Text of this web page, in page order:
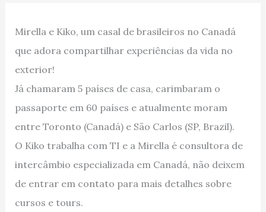
Mirella e Kiko, um casal de brasileiros no Canadá
que adora compartilhar experiências da vida no
exterior!
Já chamaram 5 países de casa, carimbaram o
passaporte em 60 países e atualmente moram
entre Toronto (Canadá) e São Carlos (SP, Brazil).
O Kiko trabalha com TI e a Mirella é consultora de
intercâmbio especializada em Canadá, não deixem
de entrar em contato para mais detalhes sobre
cursos e tours.